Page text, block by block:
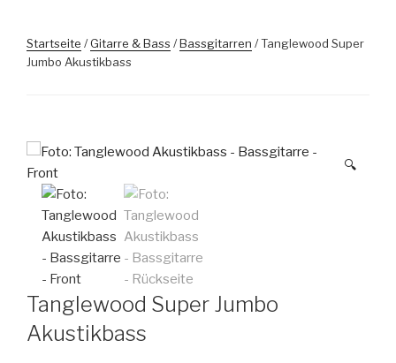
Startseite /Gitarre & Bass /Bassgitarren / Tanglewood Super
Jumbo Akustikbass
🔍
Tanglewood Super Jumbo
Akustikbass